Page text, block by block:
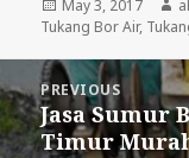
Posted
on
May 3, 2017
Tukang Bor Air,
Post
navigation
PREVIOUS
Previous
post:
Jasa Sumur
Timur